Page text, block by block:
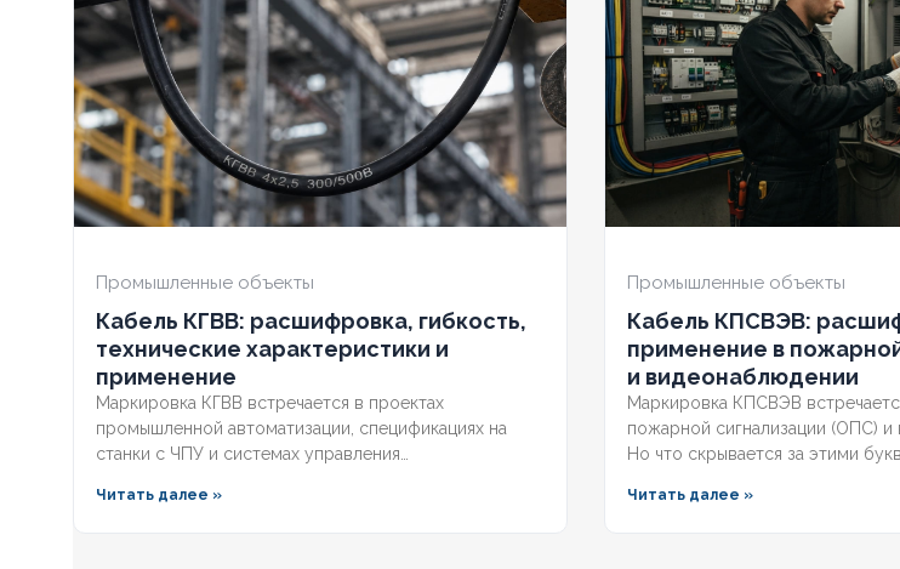
ОГНЕСТОЙКИЙ Нет
НАЛИЧИЕ ЭКРАНА Да
БРОНИРОВАННЫЙ Нет
КОЛИЧЕСТВО ЖИЛ
ОГНЕСТОЙКИЙ Нет
НАЛИЧИЕ ЭКРАНА Да
БРОНИРОВАННЫЙ
3
ОГНЕСТОЙКИЙ
НАЛИЧИЕ
КОЛИЧЕСТВО
Промышленные объекты
Кабель КГВВ: расшифровка, гибкость,
технические характеристики и
применение
Маркировка КГВВ встречается в проектах
промышленной автоматизации, спецификациях на
станки с ЧПУ и системах управления
этими буквами, чем этот гибкий проводник
Читать далее »
Промышленные объекты
Кабель КПСВЭВ:
применение в
и видеонаблюдении
Маркировка КПСВЭВ
пожарной сигнализации (ОПС) и
Но что скрывается за этими
соответствует ли кабель
Читать далее »